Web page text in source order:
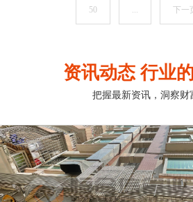
50 ... 下一
资讯动态 行业
把握最新资讯，洞察财